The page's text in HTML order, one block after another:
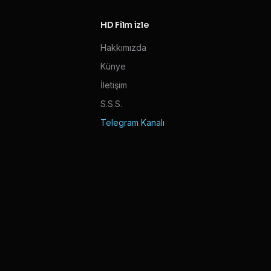
HD Film izle
Hakkımızda
Künye
İletişim
S.S.S.
Telegram Kanalı